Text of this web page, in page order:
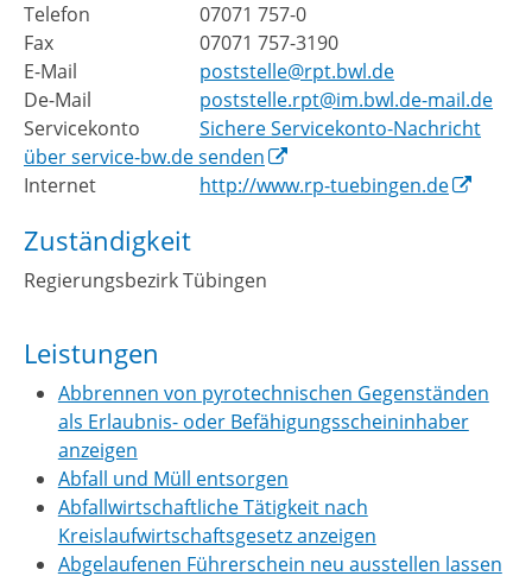
Telefon
07071 757-0
Fax
07071 757-3190
E-Mail
poststelle@rpt.bwl.de
De-Mail
poststelle.rpt@im.bwl.de-mail.de
Servicekonto
Sichere Servicekonto-Nachricht
über service-bw.de senden
Internet
http://www.rp-tuebingen.de
Zuständigkeit
Regierungsbezirk Tübingen
Leistungen
Abbrennen von pyrotechnischen Gegenständen
als Erlaubnis- oder Befähigungsscheininhaber
anzeigen
Abfall und Müll entsorgen
Abfallwirtschaftliche Tätigkeit nach
Kreislaufwirtschaftsgesetz anzeigen
Abgelaufenen Führerschein neu ausstellen lassen